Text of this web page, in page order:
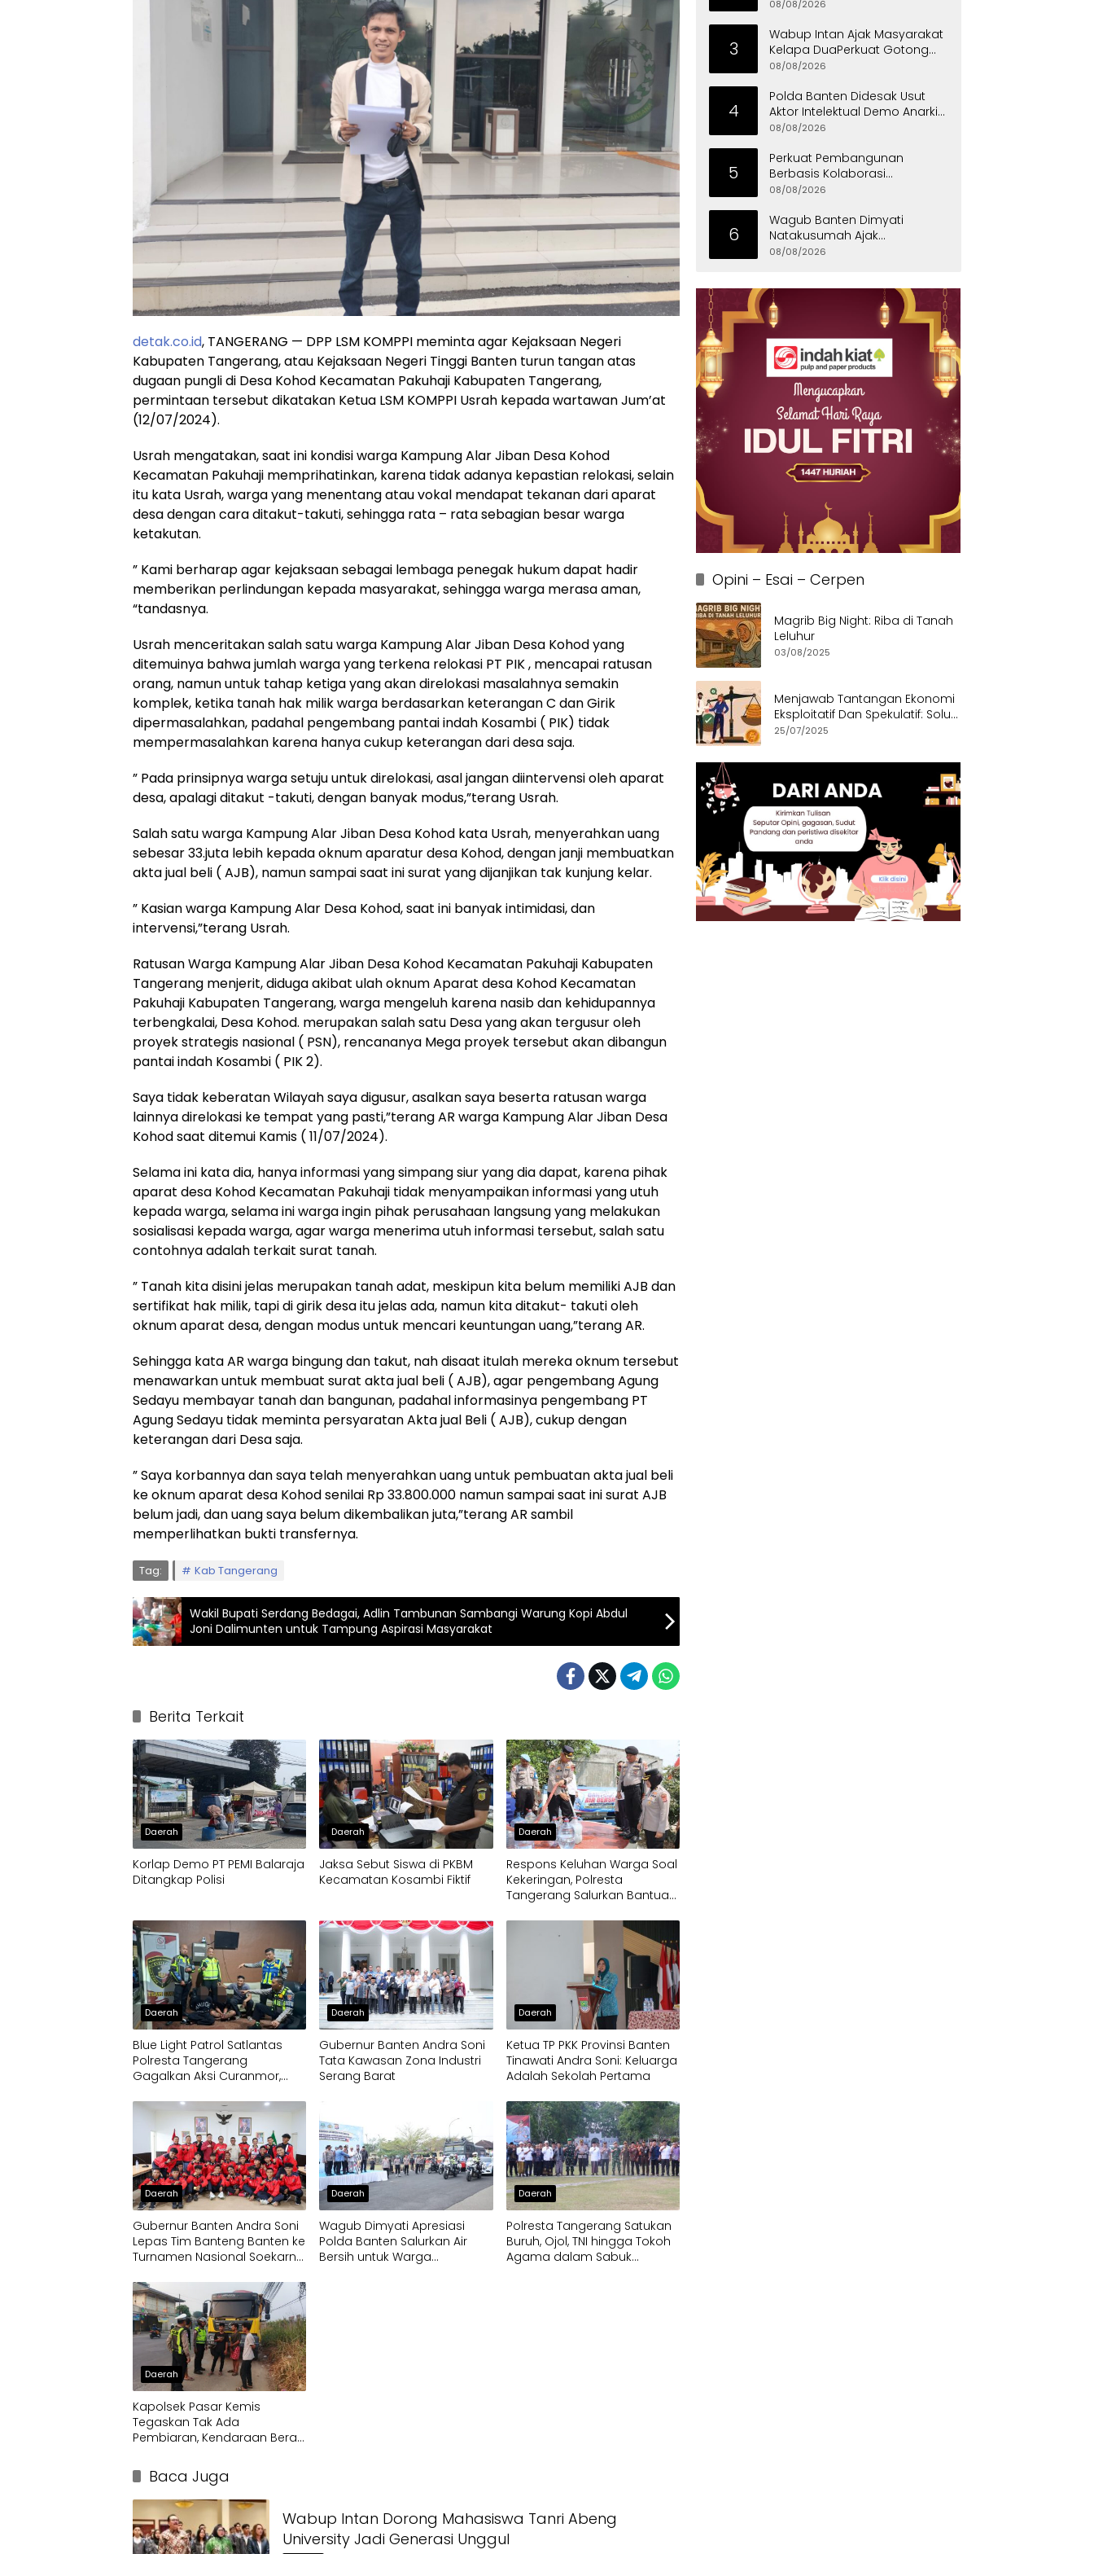
detak.co.id, TANGERANG — DPP LSM KOMPPI meminta agar Kejaksaan Negeri
Kabupaten Tangerang, atau Kejaksaan Negeri Tinggi Banten turun tangan atas
dugaan pungli di Desa Kohod Kecamatan Pakuhaji Kabupaten Tangerang,
permintaan tersebut dikatakan Ketua LSM KOMPPI Usrah kepada wartawan Jum’at
(12/07/2024).
Usrah mengatakan, saat ini kondisi warga Kampung Alar Jiban Desa Kohod
Kecamatan Pakuhaji memprihatinkan, karena tidak adanya kepastian relokasi, selain
itu kata Usrah, warga yang menentang atau vokal mendapat tekanan dari aparat
desa dengan cara ditakut-takuti, sehingga rata – rata sebagian besar warga
ketakutan.
” Kami berharap agar kejaksaan sebagai lembaga penegak hukum dapat hadir
memberikan perlindungan kepada masyarakat, sehingga warga merasa aman,
“tandasnya.
Usrah menceritakan salah satu warga Kampung Alar Jiban Desa Kohod yang
ditemuinya bahwa jumlah warga yang terkena relokasi PT PIK , mencapai ratusan
orang, namun untuk tahap ketiga yang akan direlokasi masalahnya semakin
komplek, ketika tanah hak milik warga berdasarkan keterangan C dan Girik
dipermasalahkan, padahal pengembang pantai indah Kosambi ( PIK) tidak
mempermasalahkan karena hanya cukup keterangan dari desa saja.
” Pada prinsipnya warga setuju untuk direlokasi, asal jangan diintervensi oleh aparat
desa, apalagi ditakut -takuti, dengan banyak modus,”terang Usrah.
Salah satu warga Kampung Alar Jiban Desa Kohod kata Usrah, menyerahkan uang
sebesar 33.juta lebih kepada oknum aparatur desa Kohod, dengan janji membuatkan
akta jual beli ( AJB), namun sampai saat ini surat yang dijanjikan tak kunjung kelar.
” Kasian warga Kampung Alar Desa Kohod, saat ini banyak intimidasi, dan
intervensi,”terang Usrah.
Ratusan Warga Kampung Alar Jiban Desa Kohod Kecamatan Pakuhaji Kabupaten
Tangerang menjerit, diduga akibat ulah oknum Aparat desa Kohod Kecamatan
Pakuhaji Kabupaten Tangerang, warga mengeluh karena nasib dan kehidupannya
terbengkalai, Desa Kohod. merupakan salah satu Desa yang akan tergusur oleh
proyek strategis nasional ( PSN), rencananya Mega proyek tersebut akan dibangun
pantai indah Kosambi ( PIK 2).
Saya tidak keberatan Wilayah saya digusur, asalkan saya beserta ratusan warga
lainnya direlokasi ke tempat yang pasti,”terang AR warga Kampung Alar Jiban Desa
Kohod saat ditemui Kamis ( 11/07/2024).
Selama ini kata dia, hanya informasi yang simpang siur yang dia dapat, karena pihak
aparat desa Kohod Kecamatan Pakuhaji tidak menyampaikan informasi yang utuh
kepada warga, selama ini warga ingin pihak perusahaan langsung yang melakukan
sosialisasi kepada warga, agar warga menerima utuh informasi tersebut, salah satu
contohnya adalah terkait surat tanah.
” Tanah kita disini jelas merupakan tanah adat, meskipun kita belum memiliki AJB dan
sertifikat hak milik, tapi di girik desa itu jelas ada, namun kita ditakut- takuti oleh
oknum aparat desa, dengan modus untuk mencari keuntungan uang,”terang AR.
Sehingga kata AR warga bingung dan takut, nah disaat itulah mereka oknum tersebut
menawarkan untuk membuat surat akta jual beli ( AJB), agar pengembang Agung
Sedayu membayar tanah dan bangunan, padahal informasinya pengembang PT
Agung Sedayu tidak meminta persyaratan Akta jual Beli ( AJB), cukup dengan
keterangan dari Desa saja.
” Saya korbannya dan saya telah menyerahkan uang untuk pembuatan akta jual beli
ke oknum aparat desa Kohod senilai Rp 33.800.000 namun sampai saat ini surat AJB
belum jadi, dan uang saya belum dikembalikan juta,”terang AR sambil
memperlihatkan bukti transfernya.
Tag: Kab Tangerang
Wakil Bupati Serdang Bedagai, Adlin Tambunan Sambangi Warung Kopi Abdul
Joni Dalimunten untuk Tampung Aspirasi Masyarakat
Berita Terkait
Daerah
Korlap Demo PT PEMI Balaraja
Ditangkap Polisi
Daerah
Jaksa Sebut Siswa di PKBM
Kecamatan Kosambi Fiktif
Daerah
Respons Keluhan Warga Soal
Kekeringan, Polresta
Tangerang Salurkan Bantuan
Daerah
Blue Light Patrol Satlantas
Polresta Tangerang
Gagalkan Aksi Curanmor,
Daerah
Gubernur Banten Andra Soni
Tata Kawasan Zona Industri
Serang Barat
Daerah
Ketua TP PKK Provinsi Banten
Tinawati Andra Soni: Keluarga
Adalah Sekolah Pertama
Daerah
Gubernur Banten Andra Soni
Lepas Tim Banteng Banten ke
Turnamen Nasional Soekarno
Daerah
Wagub Dimyati Apresiasi
Polda Banten Salurkan Air
Bersih untuk Warga
Daerah
Polresta Tangerang Satukan
Buruh, Ojol, TNI hingga Tokoh
Agama dalam Sabuk
Daerah
Kapolsek Pasar Kemis
Tegaskan Tak Ada
Pembiaran, Kendaraan Berat
Ditertibkan
Baca Juga
Wabup Intan Dorong Mahasiswa Tanri Abeng
University Jadi Generasi Unggul
08/08/2026
3
Wabup Intan Ajak Masyarakat
Kelapa DuaPerkuat Gotong
Royong dan Persatuan
08/08/2026
4
Polda Banten Didesak Usut
Aktor Intelektual Demo Anarkis
di PT PEMI
08/08/2026
5
Perkuat Pembangunan
Berbasis Kolaborasi
Masyarakat, Walikota
2026
08/08/2026
6
Wagub Banten Dimyati
Natakusumah Ajak
Masyarakat Teladani Sifat Nabi
08/08/2026
Opini – Esai – Cerpen
Magrib Big Night: Riba di Tanah
Leluhur
03/08/2025
Menjawab Tantangan Ekonomi
Eksploitatif Dan Spekulatif: Solusi
Etis dan Berkeadilan
25/07/2025